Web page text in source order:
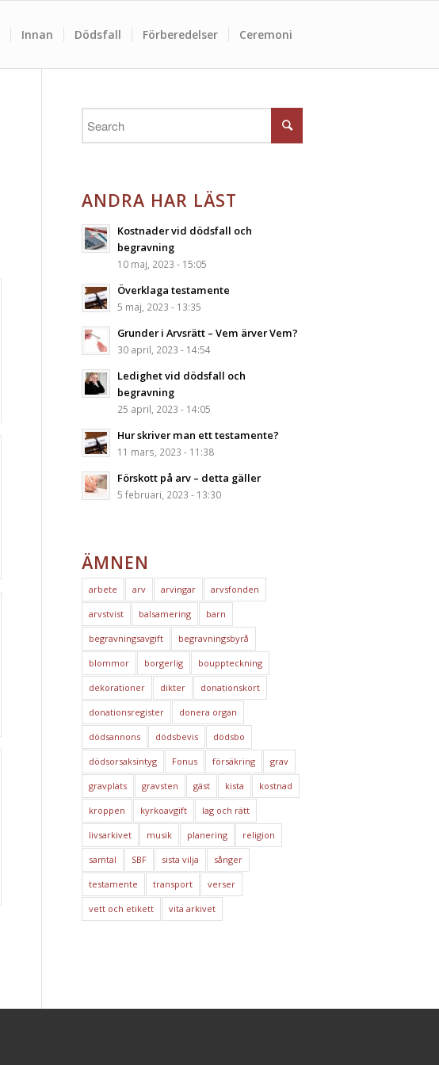
Innan Dödsfall Förberedelser Ceremoni
ANDRA HAR LÄST
Kostnader vid dödsfall och
begravning
10 maj, 2023 - 15:05
Överklaga testamente
5 maj, 2023 - 13:35
Grunder i Arvsrätt – Vem ärver Vem?
30 april, 2023 - 14:54
Ledighet vid dödsfall och
begravning
25 april, 2023 - 14:05
Hur skriver man ett testamente?
11 mars, 2023 - 11:38
Förskott på arv – detta gäller
5 februari, 2023 - 13:30
ÄMNEN
arbete arv arvingar arvsfonden
arvstvist balsamering barn
begravningsavgift begravningsbyrå
blommor borgerlig bouppteckning
dekorationer dikter donationskort
donationsregister donera organ
dödsannons dödsbevis dödsbo
dödsorsaksintyg Fonus försäkring grav
gravplats gravsten gäst kista kostnad
kroppen kyrkoavgift lag och rätt
livsarkivet musik planering religion
samtal SBF sista vilja sånger
testamente transport verser
vett och etikett vita arkivet